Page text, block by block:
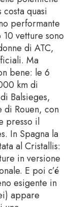
quasi
performante
vetture sono
di ATC,
Ma
bene: le 6
km di
Balsieges,
di Rouen, con
presso il
In Spagna la
al Cristallis:
in versione
E poi c’é
esigente in
appare